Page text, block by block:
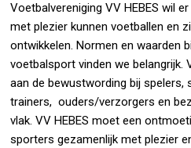
Voetbalvereniging VV HEBES wil
met plezier kunnen voetballen en
ontwikkelen. Normen en waarden
voetbalsport vinden we belangrijk.
aan de bewustwording bij spelers,
trainers, ouders/verzorgers en
vlak. VV HEBES moet een
sporters gezamenlijk met plezier